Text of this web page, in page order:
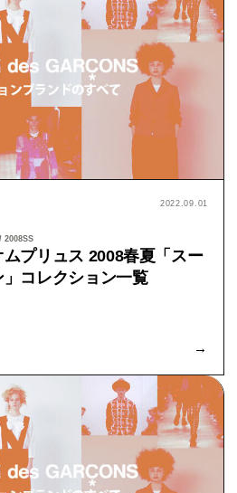
2022.09.01
プリュス 2008春夏「スー
コレクション一覧
→